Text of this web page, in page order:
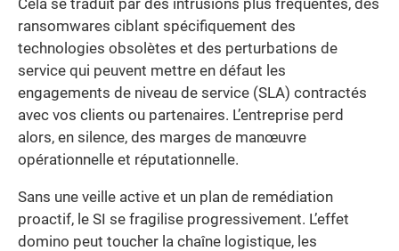
Cela se traduit par des intrusions plus fréquentes, des
ransomwares ciblant spécifiquement des
technologies obsolètes et des perturbations de
service qui peuvent mettre en défaut les
engagements de niveau de service (SLA) contractés
avec vos clients ou partenaires. L’entreprise perd
alors, en silence, des marges de manœuvre
opérationnelle et réputationnelle.
Sans une veille active et un plan de remédiation
proactif, le SI se fragilise progressivement. L’effet
domino peut toucher la chaîne logistique, les